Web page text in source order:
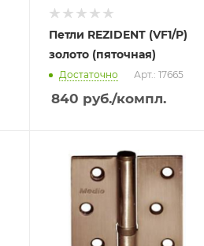
Петли REZIDENT (VF1/P)
золото (пяточная)
Достаточно Арт.: 17665
840 руб./компл.